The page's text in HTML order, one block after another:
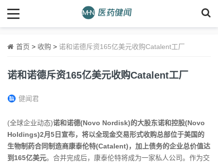
首页 > 收购 > 诺和诺德斥资165亿美元收购Catalent工厂
诺和诺德斥资165亿美元收购Catalent工厂
健闻君
(全球企业动态)诺和诺德(Novo Nordisk)的大股东诺和控股(Novo
Holdings)2月5日宣布，将以全现金交易形式收购总部位于美国的
生物制药合同制造商康泰伦特(Catalent)，加上债务的企业总价值达
到165亿美元。合并完成后，康泰伦特将成为一家私人公司。作为交